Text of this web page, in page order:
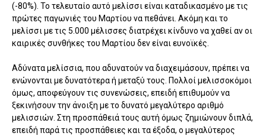
(-80%). Το τελευταίο αυτό μελίσσι είναι καταδικασμένο με τις
πρώτες παγωνιές του Μαρτίου να πεθάνει. Ακόμη και το
μελίσσι με τις 5.000 μέλισσες διατρέχει κίνδυνο να χαθεί αν οι
καιρικές συνθήκες του Μαρτίου δεν είναι ευνοϊκές.
Αδύνατα μελίσσια, που αδυνατούν να διαχειμάσουν, πρέπει να
ενώνονται με δυνατότερα ή μεταξύ τους. Πολλοί μελισσοκόμοι
όμως, αποφεύγουν τις συνενώσεις, επειδή επιθυμούν να
ξεκινήσουν την άνοιξη με το δυνατό μεγαλύτερο αριθμό
μελισσιών. Στη προσπάθειά τους αυτή όμως ζημιώνουν διπλά,
επειδή παρά τις προσπάθειες και τα έξοδα, ο μεγαλύτερος